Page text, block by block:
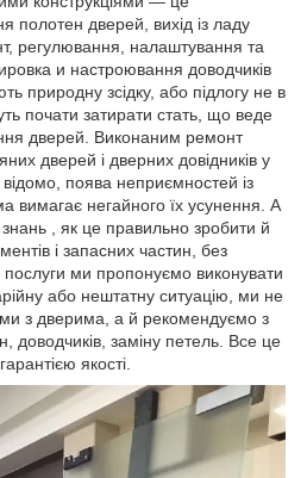
полотен дверей, вихід із ладу
регулювання, налаштування та
и настроювання доводчиків
природну зсідку, або підлогу не в
почати затирати стать, що веде
дверей. Виконаним ремонт
дверей і дверних довідників у
поява неприємностей із
вимагає негайного їх усунення. А
, як це правильно зробити й
і запасних частин, без
послуги ми пропонуємо виконувати
або нештатну ситуацію, ми не
з дверима, а й рекомендуємо з
доводчиків, заміну петель. Все це
якості.